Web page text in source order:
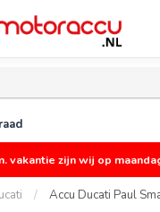
vakantie zijn wij op
/ Accu Ducati Paul